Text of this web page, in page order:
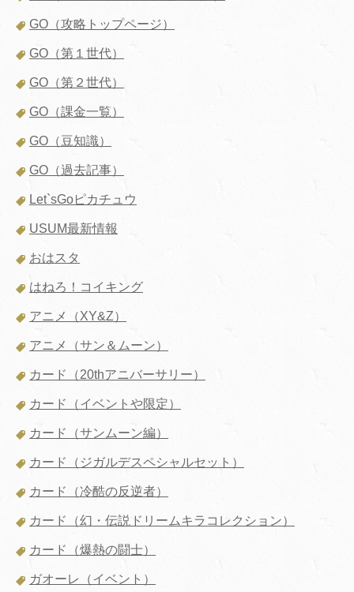
GO（攻略トップページ）
GO（第１世代）
GO（第２世代）
GO（課金一覧）
GO（豆知識）
GO（過去記事）
Let`sGoピカチュウ
USUM最新情報
おはスタ
はねろ！コイキング
アニメ（XY&Z）
アニメ（サン＆ムーン）
カード（20thアニバーサリー）
カード（イベントや限定）
カード（サンムーン編）
カード（ジガルデスペシャルセット）
カード（冷酷の反逆者）
カード（幻・伝説ドリームキラコレクション）
カード（爆熱の闘士）
ガオーレ（イベント）